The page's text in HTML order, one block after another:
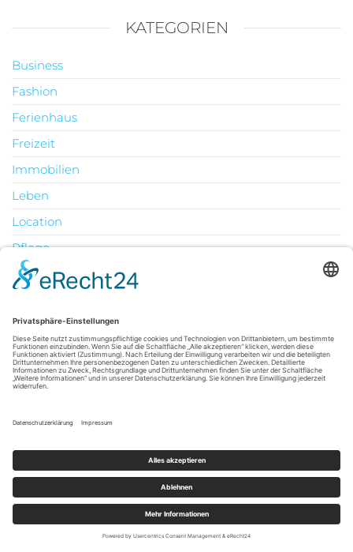
KATEGORIEN
Business
Fashion
Ferienhaus
Freizeit
Immobilien
Leben
Location
Pflege
Produkte
Uncategorized
Urlaub
3
4 5 6 7 8
9
10
11 12 13 14 15
16
17
18 19 20 21 22
23